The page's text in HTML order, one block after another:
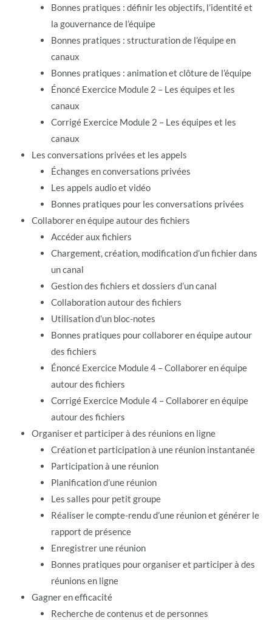
Bonnes pratiques : définir les objectifs, l’identité et
la gouvernance de l’équipe
Bonnes pratiques : structuration de l’équipe en
canaux
Bonnes pratiques : animation et clôture de l’équipe
Énoncé Exercice Module 2 – Les équipes et les
canaux
Corrigé Exercice Module 2 – Les équipes et les
canaux
Les conversations privées et les appels
Échanges en conversations privées
Les appels audio et vidéo
Bonnes pratiques pour les conversations privées
Collaborer en équipe autour des fichiers
Accéder aux fichiers
Chargement, création, modification d’un fichier dans
un canal
Gestion des fichiers et dossiers d’un canal
Collaboration autour des fichiers
Utilisation d’un bloc-notes
Bonnes pratiques pour collaborer en équipe autour
des fichiers
Énoncé Exercice Module 4 – Collaborer en équipe
autour des fichiers
Corrigé Exercice Module 4 – Collaborer en équipe
autour des fichiers
Organiser et participer à des réunions en ligne
Création et participation à une réunion instantanée
Participation à une réunion
Planification d’une réunion
Les salles pour petit groupe
Réaliser le compte-rendu d’une réunion et générer le
rapport de présence
Enregistrer une réunion
Bonnes pratiques pour organiser et participer à des
réunions en ligne
Gagner en efficacité
Recherche de contenus et de personnes